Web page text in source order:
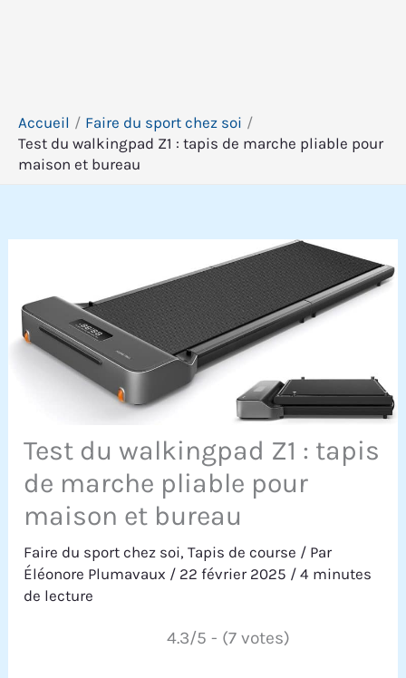
Accueil
Faire du sport chez soi
Test du walkingpad Z1 : tapis de marche pliable pour
maison et bureau
Test du walkingpad Z1 : tapis
de marche pliable pour
maison et bureau
Faire du sport chez soi,Tapis de course / Par
Éléonore Plumavaux / 22 février 2025 /4 minutes
de lecture
4.3/5 - (7 votes)